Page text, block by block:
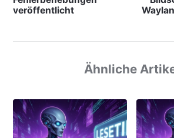
veröffentlicht
Ähnliche